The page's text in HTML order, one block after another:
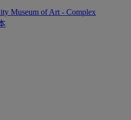
Museum of Art - Complex